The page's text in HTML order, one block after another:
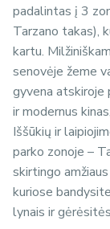
padalintas į 3
Tarzano takas),
kartu.
senovėje žeme
gyvena atskiroje
ir modernus
Iššūkių ir
parko zonoje –
skirtingo
kuriose
lynais ir